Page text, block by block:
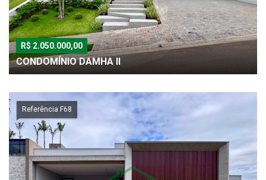
R$ 2.050.000,00
CONDOMÍNIO DAMHA II
Referência F68